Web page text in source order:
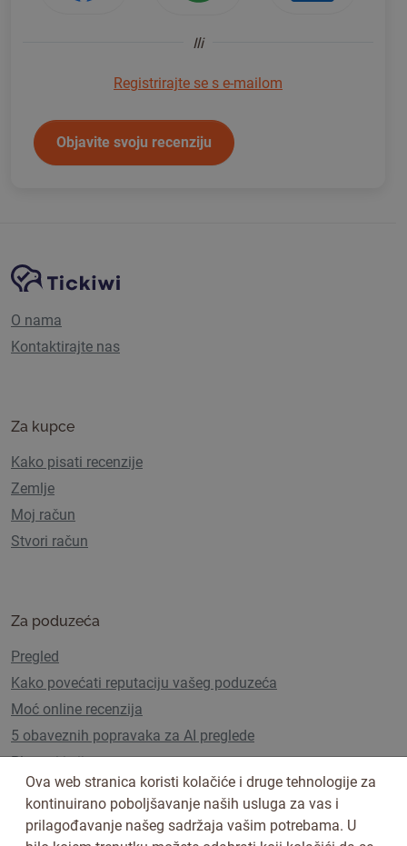
Ili
Registrirajte se s e-mailom
Objavite svoju recenziju
Navigacija stranice
Tickiwi platforma
O nama
Kontaktirajte nas
Za kupce
Kako pisati recenzije
Zemlje
Moj račun
Stvori račun
Za poduzeća
Pregled
Kako povećati reputaciju vašeg poduzeća
Moć online recenzija
5 obaveznih popravaka za AI preglede
Planovi i cijene
Pratite nas na
Ova web stranica koristi kolačiće i druge tehnologije za
kontinuirano poboljšavanje naših usluga za vas i
prilagođavanje našeg sadržaja vašim potrebama. U